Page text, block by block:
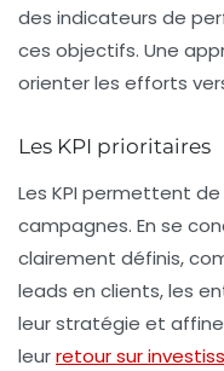
des indicateurs de
ces objectifs. Une
orienter les efforts
Les KPI prioritaires
Les KPI permettent
campagnes. En se
clairement définis,
leads en clients, les
leur stratégie et
leurretour sur